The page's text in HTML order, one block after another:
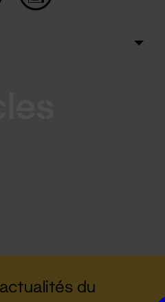
du